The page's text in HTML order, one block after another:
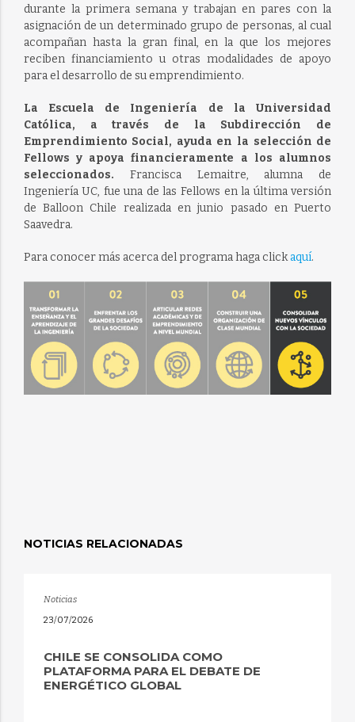
durante la primera semana y trabajan en pares con la
asignación de un determinado grupo de personas, al cual
acompañan hasta la gran final, en la que los mejores
reciben financiamiento u otras modalidades de apoyo
para el desarrollo de su emprendimiento.
La Escuela de Ingeniería de la Universidad
Católica, a través de la Subdirección de
Emprendimiento Social, ayuda en la selección de
Fellows y apoya financieramente a los alumnos
seleccionados. Francisca Lemaitre, alumna de
Ingeniería UC, fue una de las Fellows en la última versión
de Balloon Chile realizada en junio pasado en Puerto
Saavedra.
Para conocer más acerca del programa haga clickaquí.
NOTICIAS RELACIONADAS
Noticias
23/07/2026
CHILE SE CONSOLIDA COMO
PLATAFORMA PARA EL DEBATE DE
ENERGÉTICO GLOBAL